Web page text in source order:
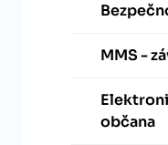
MMS -
občana